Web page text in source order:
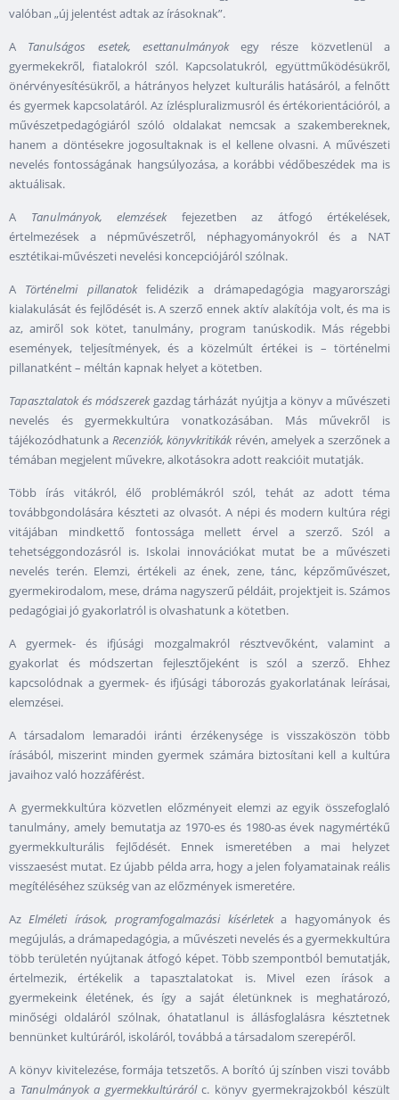
valóban „új jelentést adtak az írásoknak”.
A Tanulságos esetek, esettanulmányokegy része közvetlenül a
gyermekekről, fiatalokról szól. Kapcsolatukról, együttműködésükről,
önérvényesítésükről, a hátrányos helyzet kulturális hatásáról, a felnőtt
és gyermek kapcsolatáról. Az ízléspluralizmusról és értékorientációról, a
művészetpedagógiáról szóló oldalakat nemcsak a szakembereknek,
hanem a döntésekre jogosultaknak is el kellene olvasni. A művészeti
nevelés fontosságának hangsúlyozása, a korábbi védőbeszédek ma is
aktuálisak.
A Tanulmányok, elemzésekfejezetben az átfogó értékelések,
értelmezések a népművészetről, néphagyományokról és a NAT
esztétikai-művészeti nevelési koncepciójáról szólnak.
A Történelmi pillanatokfelidézik a drámapedagógia magyarországi
kialakulását és fejlődését is. A szerző ennek aktív alakítója volt, és ma is
az, amiről sok kötet, tanulmány, program tanúskodik. Más régebbi
események, teljesítmények, és a közelmúlt értékei is – történelmi
pillanatként – méltán kapnak helyet a kötetben.
Tapasztalatok és módszerekgazdag tárházát nyújtja a könyv a művészeti
nevelés és gyermekkultúra vonatkozásában. Más művekről is
tájékozódhatunk a Recenziók, könyvkritikákrévén, amelyek a szerzőnek a
témában megjelent művekre, alkotásokra adott reakcióit mutatják.
Több írás vitákról, élő problémákról szól, tehát az adott téma
továbbgondolására készteti az olvasót. A népi és modern kultúra régi
vitájában mindkettő fontossága mellett érvel a szerző. Szól a
tehetséggondozásról is. Iskolai innovációkat mutat be a művészeti
nevelés terén. Elemzi, értékeli az ének, zene, tánc, képzőművészet,
gyermekirodalom, mese, dráma nagyszerű példáit, projektjeit is. Számos
pedagógiai jó gyakorlatról is olvashatunk a kötetben.
A gyermek- és ifjúsági mozgalmakról résztvevőként, valamint a
gyakorlat és módszertan fejlesztőjeként is szól a szerző. Ehhez
kapcsolódnak a gyermek- és ifjúsági táborozás gyakorlatának leírásai,
elemzései.
A társadalom lemaradói iránti érzékenysége is visszaköszön több
írásából, miszerint minden gyermek számára biztosítani kell a kultúra
javaihoz való hozzáférést.
A gyermekkultúra közvetlen előzményeit elemzi az egyik összefoglaló
tanulmány, amely bemutatja az 1970-es és 1980-as évek nagymértékű
gyermekkulturális fejlődését. Ennek ismeretében a mai helyzet
visszaesést mutat. Ez újabb példa arra, hogy a jelen folyamatainak reális
megítéléséhez szükség van az előzmények ismeretére.
AzElméleti írások, programfogalmazási kísérleteka hagyományok és
megújulás, a drámapedagógia, a művészeti nevelés és a gyermekkultúra
több területén nyújtanak átfogó képet. Több szempontból bemutatják,
értelmezik, értékelik a tapasztalatokat is. Mivel ezen írások a
gyermekeink életének, és így a saját életünknek is meghatározó,
minőségi oldaláról szólnak, óhatatlanul is állásfoglalásra késztetnek
bennünket kultúráról, iskoláról, továbbá a társadalom szerepéről.
A könyv kivitelezése, formája tetszetős. A borító új színben viszi tovább
a Tanulmányok a gyermekkultúrárólc. könyv gyermekrajzokból készült